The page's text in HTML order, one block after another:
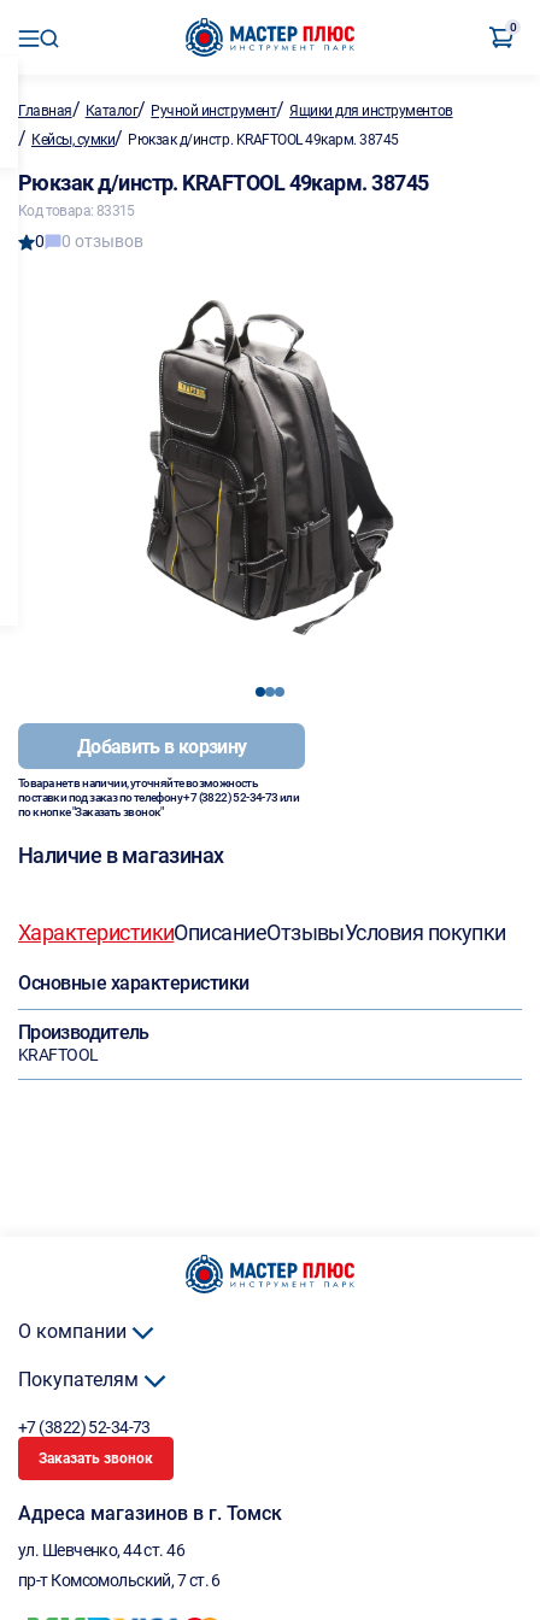
0
Главная/ Каталог/ Ручной инструмент/Ящики для инструментов
/ Кейсы, сумки/ Рюкзак д/инстр. KRAFTOOL 49карм. 38745
Рюкзак д/инстр. KRAFTOOL 49карм. 38745
Код товара: 83315
0 0 отзывов
123
Добавить в корзину
Товара нет в наличии, уточняйте возможность
поставки под заказ по телефону+7 (3822) 52-34-73или
по кнопке "Заказать звонок"
Наличие в магазинах
ХарактеристикиОписаниеОтзывыУсловия покупки
Основные характеристики
Производитель
KRAFTOOL
О компании
Покупателям
+7 (3822) 52-34-73
Заказать звонок
Адреса магазинов в г. Томск
ул. Шевченко, 44 ст. 46
пр-т Комсомольский, 7 ст. 6